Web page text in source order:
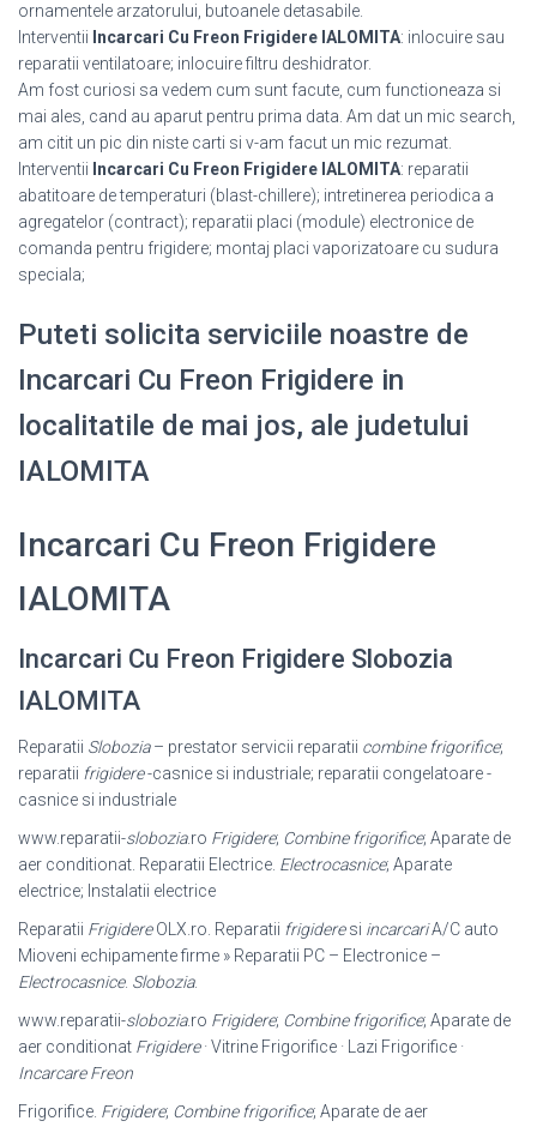
ornamentele arzatorului, butoanele detasabile.
Interventii Incarcari Cu Freon Frigidere IALOMITA: inlocuire sau
reparatii ventilatoare; inlocuire filtru deshidrator.
Am fost curiosi sa vedem cum sunt facute, cum functioneaza si
mai ales, cand au aparut pentru prima data. Am dat un mic search,
am citit un pic din niste carti si v-am facut un mic rezumat.
Interventii Incarcari Cu Freon Frigidere IALOMITA: reparatii
abatitoare de temperaturi (blast-chillere); intretinerea periodica a
agregatelor (contract); reparatii placi (module) electronice de
comanda pentru frigidere; montaj placi vaporizatoare cu sudura
speciala;
Puteti solicita serviciile noastre de
Incarcari Cu Freon Frigidere in
localitatile de mai jos, ale judetului
IALOMITA
Incarcari Cu Freon Frigidere
IALOMITA
Incarcari Cu Freon Frigidere Slobozia
IALOMITA
Reparatii Slobozia– prestator servicii reparatii combine frigorifice;
reparatii frigidere-casnice si industriale; reparatii congelatoare -
casnice si industriale
www.reparatii-slobozia.ro Frigidere; Combine frigorifice; Aparate de
aer conditionat. Reparatii Electrice. Electrocasnice; Aparate
electrice; Instalatii electrice
Reparatii FrigidereOLX.ro. Reparatii frigideresi incarcariA/C auto
Mioveni echipamente firme » Reparatii PC – Electronice –
Electrocasnice. Slobozia.
www.reparatii-slobozia.ro Frigidere; Combine frigorifice; Aparate de
aer conditionat Frigidere· Vitrine Frigorifice · Lazi Frigorifice ·
Incarcare Freon
Frigorifice. Frigidere; Combine frigorifice; Aparate de aer